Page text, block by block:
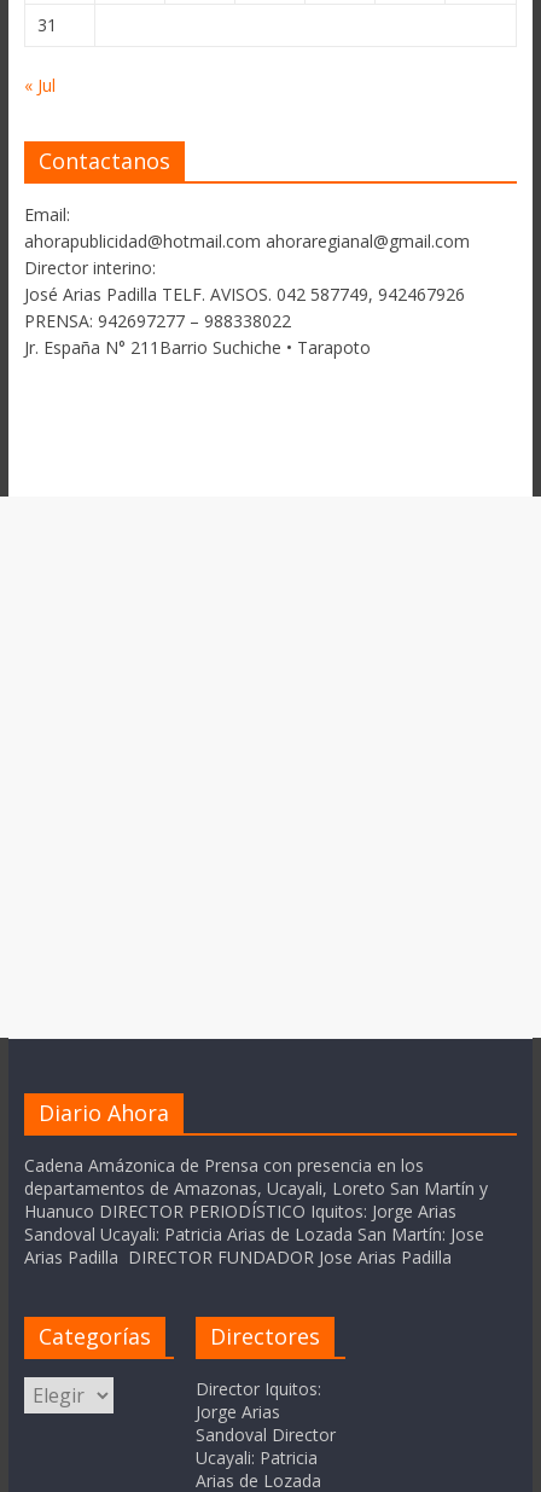
31
« Jul
Contactanos
Email:
ahorapublicidad@hotmail.com ahoraregianal@gmail.com
Director interino:
José Arias Padilla TELF. AVISOS. 042 587749, 942467926
PRENSA: 942697277 – 988338022
Jr. España N° 211Barrio Suchiche • Tarapoto
Diario Ahora
Cadena Amázonica de Prensa con presencia en los
departamentos de Amazonas, Ucayali, Loreto San Martín y
Huanuco DIRECTOR PERIODÍSTICO Iquitos: Jorge Arias
Sandoval Ucayali: Patricia Arias de Lozada San Martín: Jose
Arias Padilla DIRECTOR FUNDADOR Jose Arias Padilla
Categorías
Categorías
Directores
Director Iquitos:
Jorge Arias
Sandoval Director
Ucayali: Patricia
Arias de Lozada